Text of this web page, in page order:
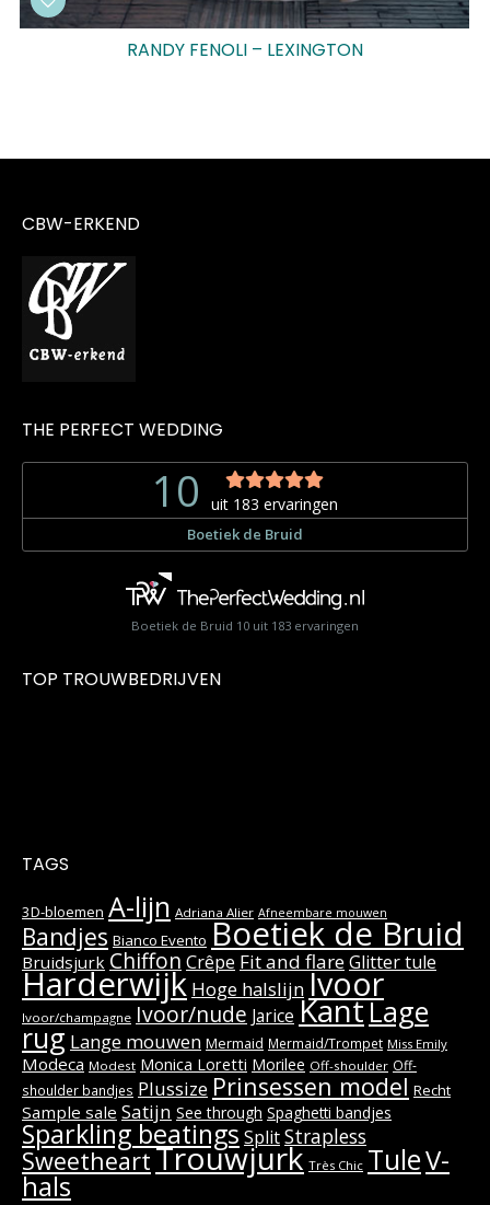
RANDY FENOLI – LEXINGTON
CBW-ERKEND
THE PERFECT WEDDING
Boetiek de Bruid 10 uit 183 ervaringen
TOP TROUWBEDRIJVEN
TAGS
3D-bloemen A-lijn Adriana Alier Afneembare mouwen
Bandjes Bianco Evento Boetiek de Bruid
Bruidsjurk Chiffon Crêpe Fit and flareGlitter tule
Harderwijk Hoge halslijnIvoor
Ivoor/champagne Ivoor/nude Jarice KantLage
rug Lange mouwen Mermaid Mermaid/Trompet Miss Emily
Modeca Modest Monica Loretti Morilee Off-shoulder Off-
shoulder bandjes Plussize Prinsessen model Recht
Sample sale Satijn See through Spaghetti bandjes
Sparkling beatings SplitStrapless
SweetheartTrouwjurk Très Chic TuleV-
hals